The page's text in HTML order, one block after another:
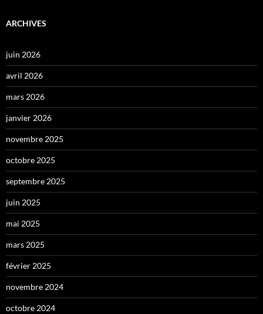
ARCHIVES
juin 2026
avril 2026
mars 2026
janvier 2026
novembre 2025
octobre 2025
septembre 2025
juin 2025
mai 2025
mars 2025
février 2025
novembre 2024
octobre 2024